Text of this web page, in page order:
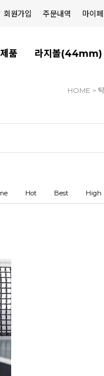
회원가입 주문내역 마이
품 라지볼(44mm)
HOME >
Hot Best High